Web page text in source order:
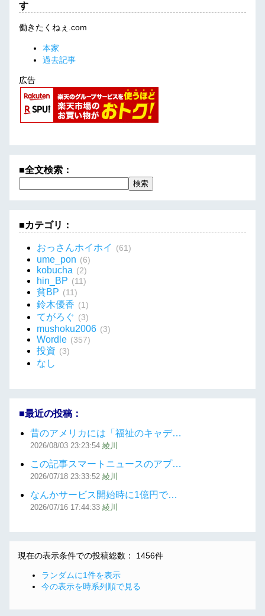
す
働きたくねぇ.com
本家
過去記事
広告
■全文検索：
■カテゴリ：
おっさんホイホイ (61)
ume_pon (6)
kobucha (2)
hin_BP (11)
貧BP (11)
鈴木優香 (1)
てがろぐ (3)
mushoku2006 (3)
Wordle (357)
投資 (3)
なし
■最近の投稿：
昔のアメリカには「福祉のキャデ…
2026/08/03 23:23:54 綾川
この記事スマートニュースのアプ…
2026/07/18 23:33:52 綾川
なんかサービス開始時に1億円で…
2026/07/16 17:44:33 綾川
現在の表示条件での投稿総数： 1456件
ランダムに1件を表示
今の表示を時系列順で見る